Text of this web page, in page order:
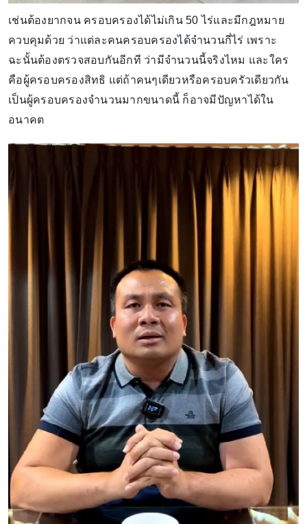
เช่นต้องยากจน ครอบครองได้ไม่เกิน 50 ไร่และมีกฎหมาย
ควบคุมด้วย ว่าแต่ละคนครอบครองได้จำนวนกี่ไร่ เพราะ
ฉะนั้นต้องตรวจสอบกันอีกที ว่ามีจำนวนนี้จริงไหม และใคร
คือผู้ครอบครองสิทธิ แต่ถ้าคนๆเดียวหรือครอบครัวเดียวกัน
เป็นผู้ครอบครองจำนวนมากขนาดนี้ ก็อาจมีปัญหาได้ใน
อนาคต